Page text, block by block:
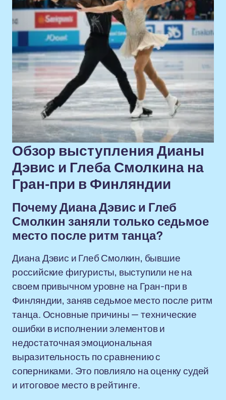
Обзор выступления Дианы
Дэвис и Глеба Смолкина на
Гран-при в Финляндии
Почему Диана Дэвис и Глеб
Смолкин заняли только седьмое
место после ритм танца?
Диана Дэвис и Глеб Смолкин, бывшие
российские фигуристы, выступили не на
своем привычном уровне на Гран-при в
Финляндии, заняв седьмое место после ритм
танца. Основные причины — технические
ошибки в исполнении элементов и
недостаточная эмоциональная
выразительность по сравнению с
соперниками. Это повлияло на оценку судей
и итоговое место в рейтинге.